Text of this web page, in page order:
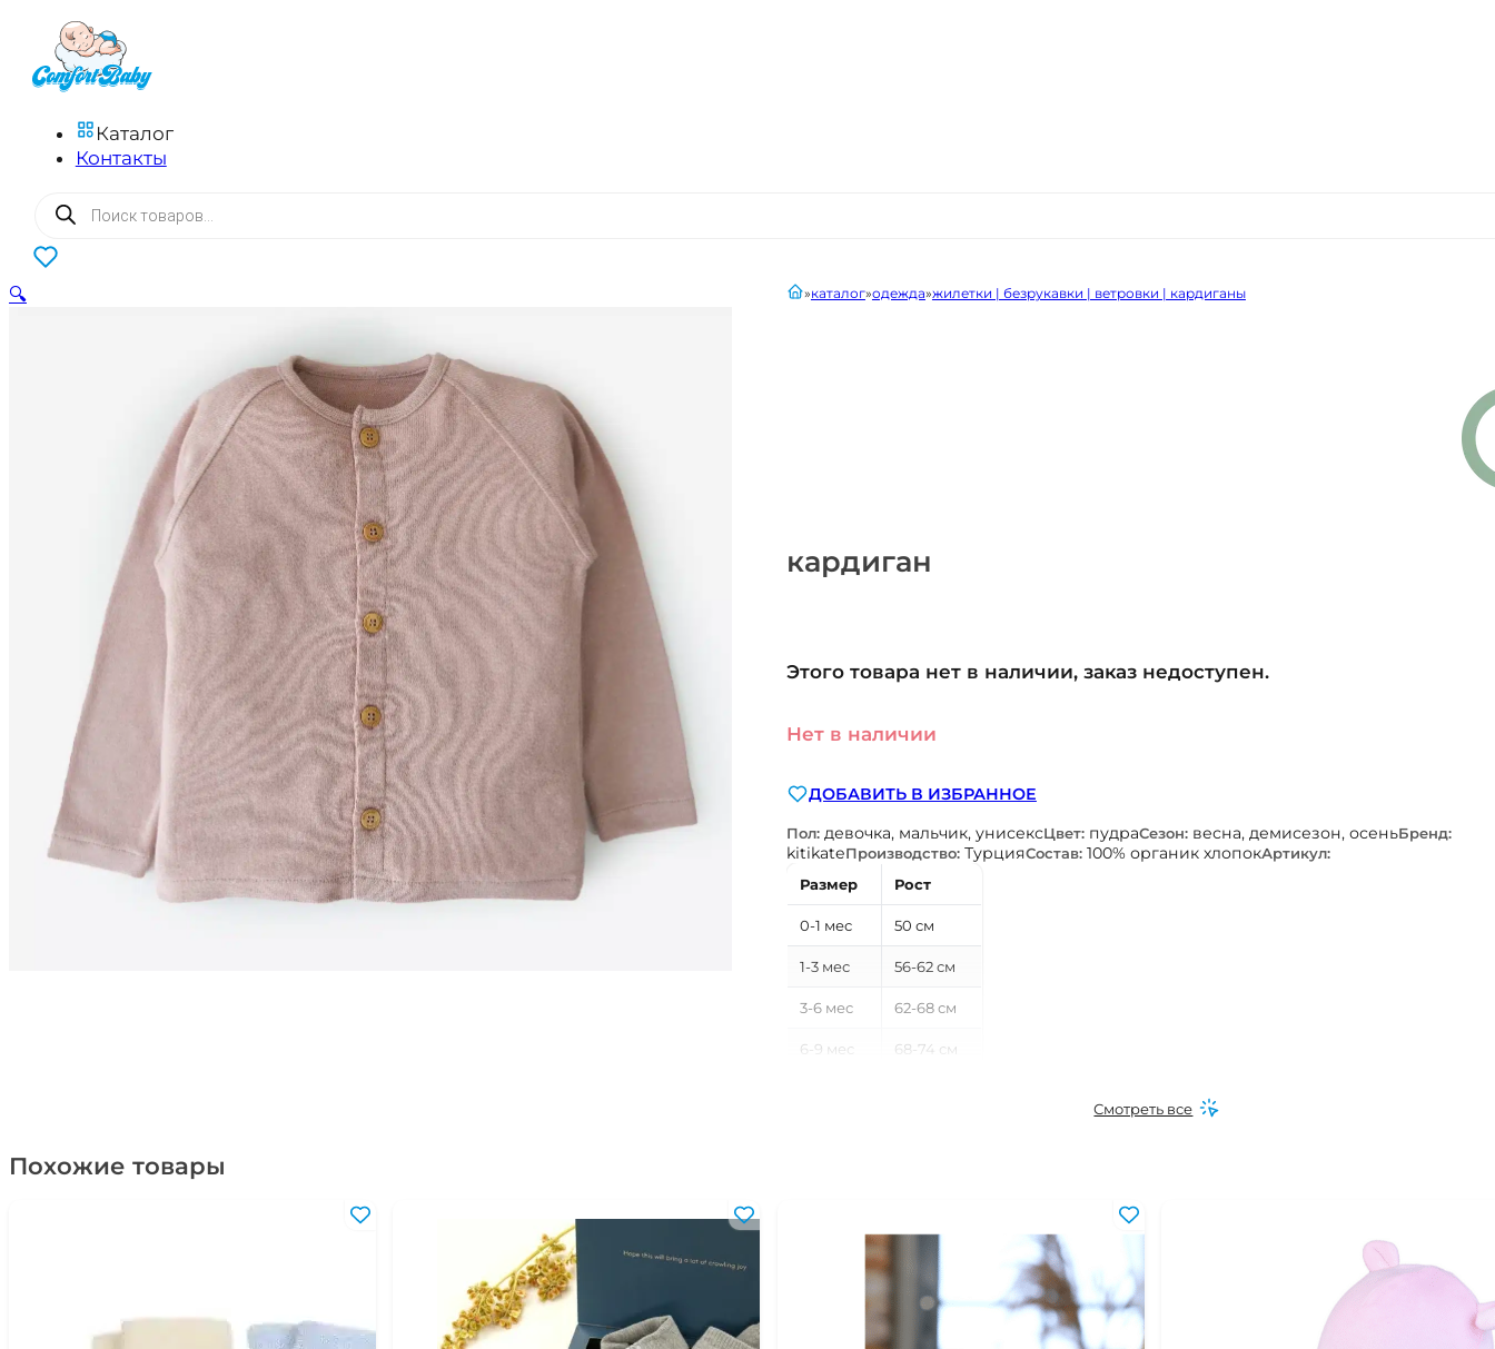
Каталог
Контакты
Поиск
товаров
0
кардиган
главнаякаталог одежда жилетки | безрукавки | ветровки | кардиганы
Этого товара нет в наличии, заказ недоступен.
Нет в наличии
ДОБАВИТЬ В ИЗБРАННОЕ
Пол: девочка, мальчик, унисексЦвет: пудраСезон: весна, демисезон, осеньБренд:
kitikateПроизводство: ТурцияСостав: 100% органик хлопокАртикул:
Размер
Рост
0-1 мес 50 см
1-3 мес 56-62 см
3-6 мес 62-68 см
6-9 мес 68-74 см
98-104 см
104-110 см
110-116 см
Смотреть все
🔍
Похожие товары